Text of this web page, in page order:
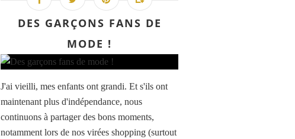
DES GARÇONS FANS DE
MODE !
J'ai vieilli, mes enfants ont grandi. Et s'ils ont
maintenant plus d'indépendance, nous
continuons à partager des bons moments,
notamment lors de nos virées shopping (surtout